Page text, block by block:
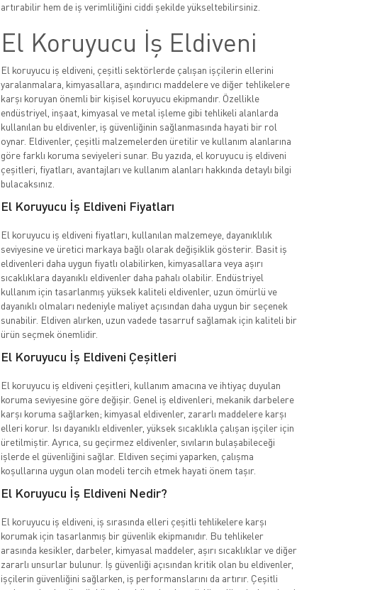
artırabilir hem de iş verimliliğini ciddi şekilde yükseltebilirsiniz.
El Koruyucu İş Eldiveni
El koruyucu iş eldiveni, çeşitli sektörlerde çalışan işçilerin ellerini
yaralanmalara, kimyasallara, aşındırıcı maddelere ve diğer tehlikelere
karşı koruyan önemli bir kişisel koruyucu ekipmandır. Özellikle
endüstriyel, inşaat, kimyasal ve metal işleme gibi tehlikeli alanlarda
kullanılan bu eldivenler, iş güvenliğinin sağlanmasında hayati bir rol
oynar. Eldivenler, çeşitli malzemelerden üretilir ve kullanım alanlarına
göre farklı koruma seviyeleri sunar. Bu yazıda, el koruyucu iş eldiveni
çeşitleri, fiyatları, avantajları ve kullanım alanları hakkında detaylı bilgi
bulacaksınız.
El Koruyucu İş Eldiveni Fiyatları
El koruyucu iş eldiveni fiyatları, kullanılan malzemeye, dayanıklılık
seviyesine ve üretici markaya bağlı olarak değişiklik gösterir. Basit iş
eldivenleri daha uygun fiyatlı olabilirken, kimyasallara veya aşırı
sıcaklıklara dayanıklı eldivenler daha pahalı olabilir. Endüstriyel
kullanım için tasarlanmış yüksek kaliteli eldivenler, uzun ömürlü ve
dayanıklı olmaları nedeniyle maliyet açısından daha uygun bir seçenek
sunabilir. Eldiven alırken, uzun vadede tasarruf sağlamak için kaliteli bir
ürün seçmek önemlidir.
El Koruyucu İş Eldiveni Çeşitleri
El koruyucu iş eldiveni çeşitleri, kullanım amacına ve ihtiyaç duyulan
koruma seviyesine göre değişir. Genel iş eldivenleri, mekanik darbelere
karşı koruma sağlarken; kimyasal eldivenler, zararlı maddelere karşı
elleri korur. Isı dayanıklı eldivenler, yüksek sıcaklıkla çalışan işçiler için
üretilmiştir. Ayrıca, su geçirmez eldivenler, sıvıların bulaşabileceği
işlerde el güvenliğini sağlar. Eldiven seçimi yaparken, çalışma
koşullarına uygun olan modeli tercih etmek hayati önem taşır.
El Koruyucu İş Eldiveni Nedir?
El koruyucu iş eldiveni, iş sırasında elleri çeşitli tehlikelere karşı
korumak için tasarlanmış bir güvenlik ekipmanıdır. Bu tehlikeler
arasında kesikler, darbeler, kimyasal maddeler, aşırı sıcaklıklar ve diğer
zararlı unsurlar bulunur. İş güvenliği açısından kritik olan bu eldivenler,
işçilerin güvenliğini sağlarken, iş performanslarını da artırır. Çeşitli